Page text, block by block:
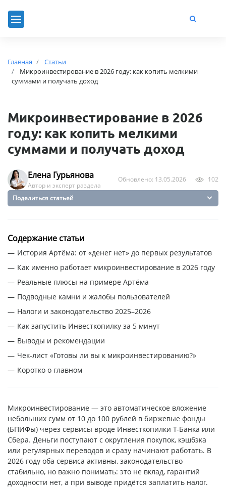
Главная
Статьи
Микроинвестирование в 2026 году: как копить мелкими
суммами и получать доход
Микроинвестирование в 2026
году: как копить мелкими
суммами и получать доход
Елена Гурьянова
Автор и эксперт раздела
Обновлено: 13.05.2026 102
Поделиться статьей
Содержание статьи
История Артёма: от «денег нет» до первых результатов
Как именно работает микроинвестирование в 2026 году
Реальные плюсы на примере Артёма
Подводные камни и жалобы пользователей
Налоги и законодательство 2025–2026
Как запустить Инвесткопилку за 5 минут
Выводы и рекомендации
Чек-лист «Готовы ли вы к микроинвестированию?»
Коротко о главном
Микроинвестирование — это автоматическое вложение
небольших сумм от 10 до 100 рублей в биржевые фонды
(БПИФы) через сервисы вроде Инвесткопилки Т-Банка или
Сбера. Деньги поступают с округления покупок, кэшбэка
или регулярных переводов и сразу начинают работать. В
2026 году оба сервиса активны, законодательство
стабильно, но важно понимать: это не вклад, гарантий
доходности нет, а при выводе придётся заплатить налог.